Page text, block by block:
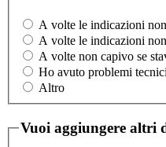
A volte le indicazioni
A volte le indicazioni
A volte non capivo se
Ho avuto problemi
Altro
Vuoi aggiungere altri